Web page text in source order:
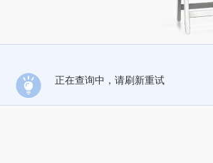
正在查询中，请刷新重试